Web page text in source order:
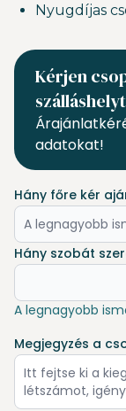
Nyugdíjas
Kérjen
adatokat!
Hány főre kér
Hány szobát
A legnagyobb
Megjegyzés a